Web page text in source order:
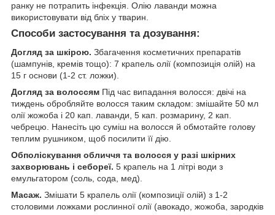
ранку не потрапить інфекція. Олію лаванди можна
використовувати від бліх у тварин.
Способи застосування та дозування:
Догляд за шкірою. Збагачення косметичних препаратів
(шампунів, кремів тощо): 7 крапель олії (композиція олій) на
15 г основи (1-2 ст. ложки).
Догляд за волоссям Під час випадання волосся: двічі на
тиждень обробляйте волосся таким складом: змішайте 50 мл
олії жожоба і 20 кап. лаванди, 5 кап. розмарину, 2 кап.
чебрецю. Нанесіть цю суміш на волосся й обмотайте голову
теплим рушником, щоб посилити її дію.
Обполіскування обличчя та волосся у разі шкірних
захворювань і себореї. 5 крапель на 1 літрі води з
емульгатором (соль, сода, мед).
Масаж. Змішати 5 крапель олії (композиції олій) з 1-2
столовими ложками рослинної олії (авокадо, жожоба, зародків